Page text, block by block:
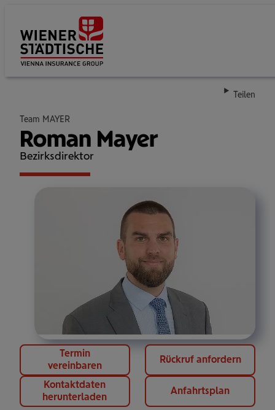
Teilen
Team MAYER
Roman Mayer
Bezirksdirektor
Termin
vereinbaren
Rückruf anfordern
Kontaktdaten
herunterladen
Anfahrtsplan